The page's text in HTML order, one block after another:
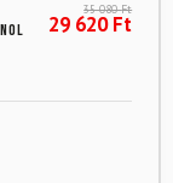
35 080Ft
29 620Ft